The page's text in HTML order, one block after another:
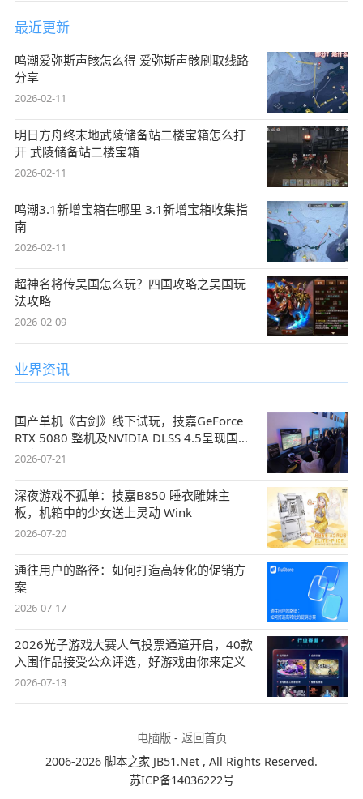
最近更新
鸣潮爱弥斯声骸怎么得 爱弥斯声骸刷取线路
分享
2026-02-11
明日方舟终末地武陵储备站二楼宝箱怎么打
开 武陵储备站二楼宝箱
2026-02-11
鸣潮3.1新增宝箱在哪里 3.1新增宝箱收集指
南
2026-02-11
超神名将传吴国怎么玩？四国攻略之吴国玩
法攻略
2026-02-09
业界资讯
国产单机《古剑》线下试玩，技嘉GeForce
RTX 5080 整机及NVIDIA DLSS 4.5呈现国风
盛宴
2026-07-21
深夜游戏不孤单：技嘉B850 睡衣雕妹主
板，机箱中的少女送上灵动 Wink
2026-07-20
通往用户的路径：如何打造高转化的促销方
案
2026-07-17
2026光子游戏大赛人气投票通道开启，40款
入围作品接受公众评选，好游戏由你来定义
2026-07-13
电脑版- 返回首页
2006-2026 脚本之家 JB51.Net , All Rights Reserved.
苏ICP备14036222号